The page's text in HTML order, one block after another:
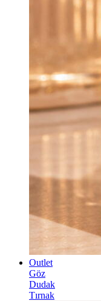
Outlet
Göz
Dudak
Tırnak